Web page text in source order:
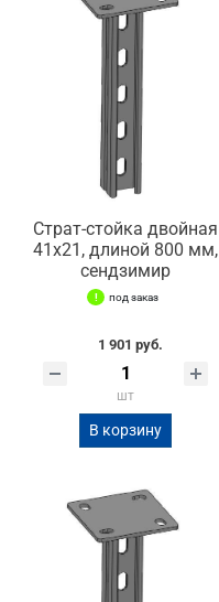
Страт-стойка двойная
41х21, длиной 800 мм,
сендзимир
под заказ
1 901 руб.
шт
В корзину